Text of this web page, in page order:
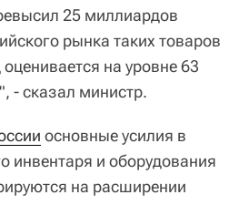
25 миллиардов
рынка таких товаров
на уровне 63
- сказал министр.
основные усилия в
инвентаря и оборудования
на расширении